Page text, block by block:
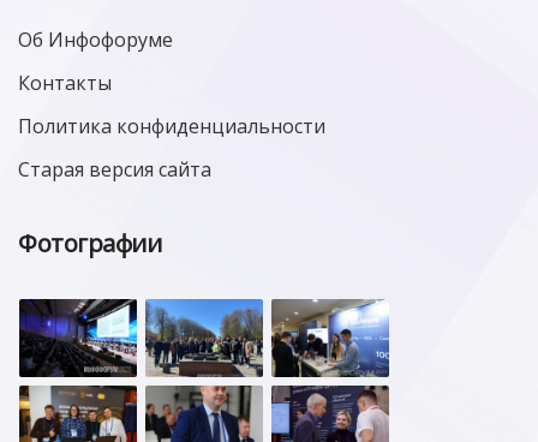
Об Инфофоруме
Контакты
Политика конфиденциальности
Старая версия сайта
Фотографии